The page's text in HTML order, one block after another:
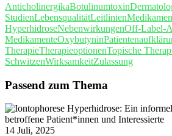
AnticholinergikaBotulinumtoxin
StudienLebensqualitätLeitlinien
HyperhidroseNebenwirkungenOff-Label-
MedikamenteOxybutynin
TherapieTherapieoptionenTopische
SchwitzenWirksamkeitZulassung
Passend zum Thema
14 Juli, 2025